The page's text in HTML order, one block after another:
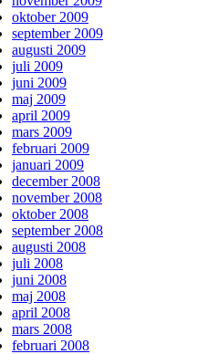
oktober 2009
september 2009
augusti 2009
juli 2009
juni 2009
maj 2009
april 2009
mars 2009
februari 2009
januari 2009
december 2008
november 2008
oktober 2008
september 2008
augusti 2008
juli 2008
juni 2008
maj 2008
april 2008
mars 2008
februari 2008